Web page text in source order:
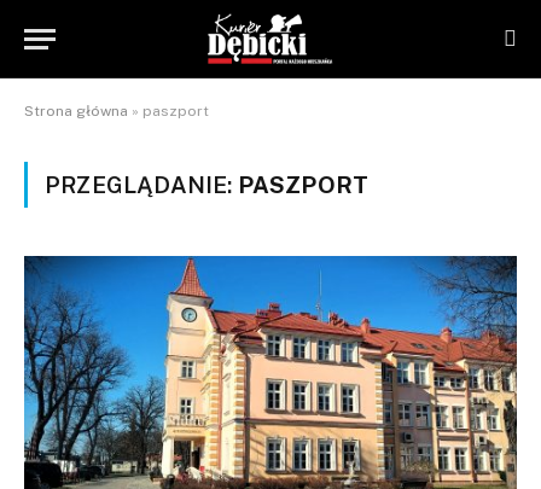
Strona główna » paszport
PRZEGLĄDANIE: PASZPORT